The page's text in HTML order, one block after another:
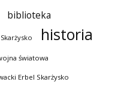
biblioteka
historia
światowa
Erbel Skarżysko